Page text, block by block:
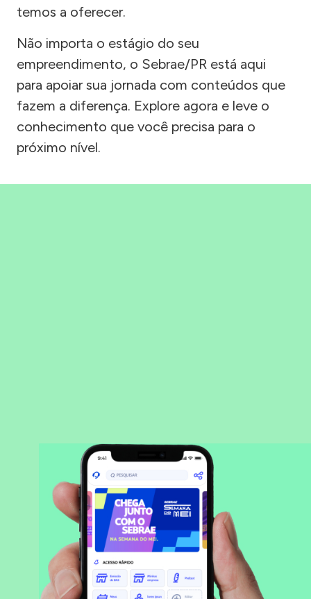
temos a oferecer.
Não importa o estágio do seu
empreendimento, o Sebrae/PR está aqui
para apoiar sua jornada com conteúdos que
fazem a diferença. Explore agora e leve o
conhecimento que você precisa para o
próximo nível.